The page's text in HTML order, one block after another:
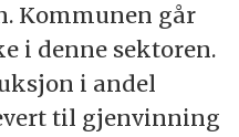
Kommunen går
i denne sektoren.
i andel
til gjenvinning